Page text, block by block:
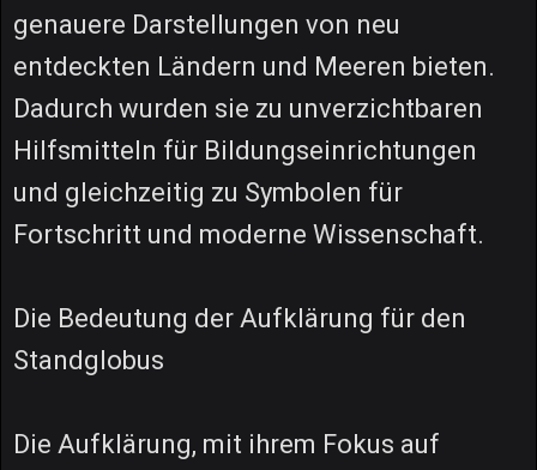
genauere Darstellungen von neu
entdeckten Ländern und Meeren bieten.
Dadurch wurden sie zu unverzichtbaren
Hilfsmitteln für Bildungseinrichtungen
und gleichzeitig zu Symbolen für
Fortschritt und moderne Wissenschaft.
Die Bedeutung der Aufklärung für den
Standglobus
Die Aufklärung, mit ihrem Fokus auf